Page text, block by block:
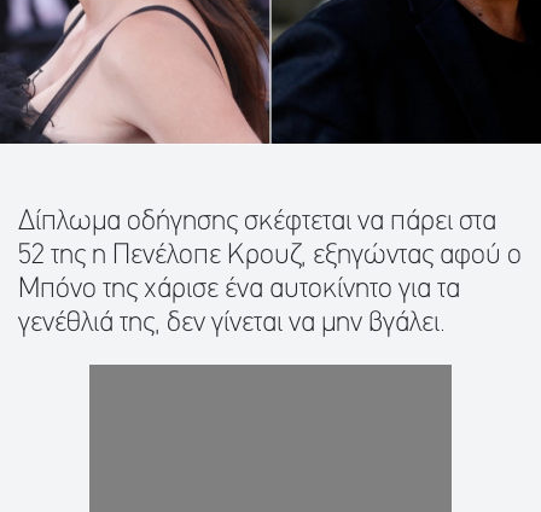
Δίπλωμα οδήγησης σκέφτεται να πάρει στα
52 της η Πενέλοπε Κρουζ, εξηγώντας αφού ο
Μπόνο της χάρισε ένα αυτοκίνητο για τα
γενέθλιά της, δεν γίνεται να μην βγάλει.